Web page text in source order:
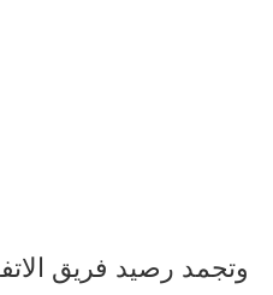
وتجمد رصيد فريق